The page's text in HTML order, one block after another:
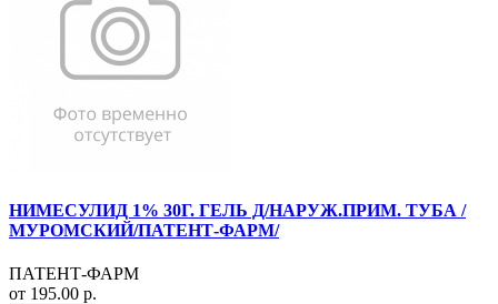
НИМЕСУЛИД 1% 30Г. ГЕЛЬ Д/НАРУЖ.ПРИМ. ТУБА /
МУРОМСКИЙ/ПАТЕНТ-ФАРМ/
ПАТЕНТ-ФАРМ
от 195.00 р.